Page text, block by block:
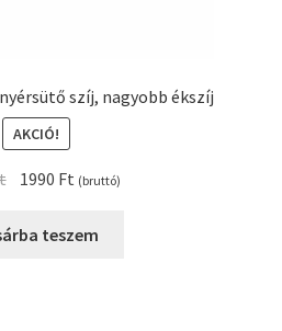
szíj, nagyobb ékszíj
AKCIÓ!
Original
was:
1990 Ft Current
is:
(bruttó)
teszem